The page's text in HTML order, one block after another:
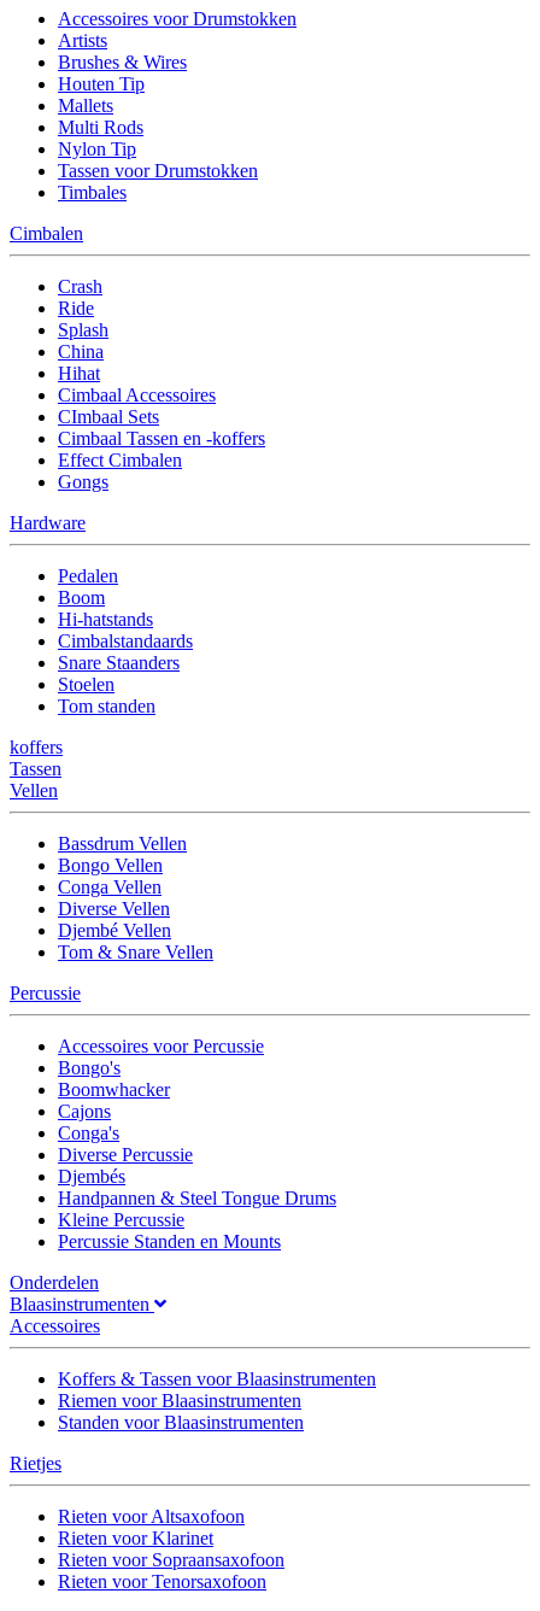
Accessoires voor Drumstokken
Artists
Brushes & Wires
Houten Tip
Mallets
Multi Rods
Nylon Tip
Tassen voor Drumstokken
Timbales
Cimbalen
Crash
Ride
Splash
China
Hihat
Cimbaal Accessoires
CImbaal Sets
Cimbaal Tassen en -koffers
Effect Cimbalen
Gongs
Hardware
Pedalen
Boom
Hi-hatstands
Cimbalstandaards
Snare Staanders
Stoelen
Tom standen
koffers
Tassen
Vellen
Bassdrum Vellen
Bongo Vellen
Conga Vellen
Diverse Vellen
Djembé Vellen
Tom & Snare Vellen
Percussie
Accessoires voor Percussie
Bongo's
Boomwhacker
Cajons
Conga's
Diverse Percussie
Djembés
Handpannen & Steel Tongue Drums
Kleine Percussie
Percussie Standen en Mounts
Onderdelen
Blaasinstrumenten
Accessoires
Koffers & Tassen voor Blaasinstrumenten
Riemen voor Blaasinstrumenten
Standen voor Blaasinstrumenten
Rietjes
Rieten voor Altsaxofoon
Rieten voor Klarinet
Rieten voor Sopraansaxofoon
Rieten voor Tenorsaxofoon